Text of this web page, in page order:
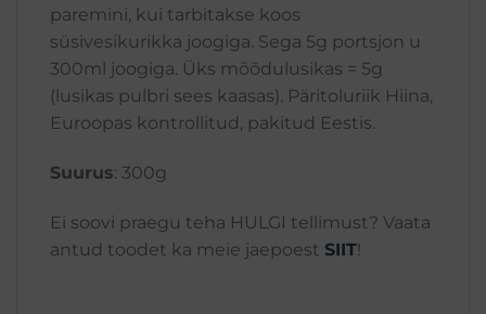
paremini, kui tarbitakse koos
süsivesikurikka joogiga. Sega 5g portsjon u
300ml joogiga. Üks mõõdulusikas = 5g
(lusikas pulbri sees kaasas). Päritoluriik Hiina,
Euroopas kontrollitud, pakitud Eestis.
Suurus: 300g
Ei soovi praegu teha HULGI tellimust? Vaata
antud toodet ka meie jaepoest SIIT!